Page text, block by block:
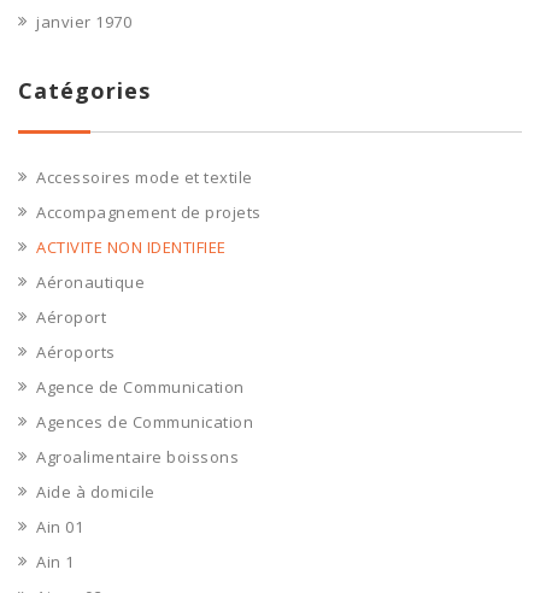
janvier 1970
Catégories
Accessoires mode et textile
Accompagnement de projets
ACTIVITE NON IDENTIFIEE
Aéronautique
Aéroport
Aéroports
Agence de Communication
Agences de Communication
Agroalimentaire boissons
Aide à domicile
Ain 01
Ain 1